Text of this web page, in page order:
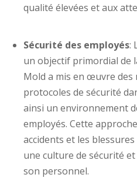
qualité élevées et aux
Sécurité des employés:
un objectif primordial de
Mold a mis en œuvre des
protocoles de sécurité
ainsi un environnement
employés. Cette
accidents et les
une culture de sécurité
son personnel.